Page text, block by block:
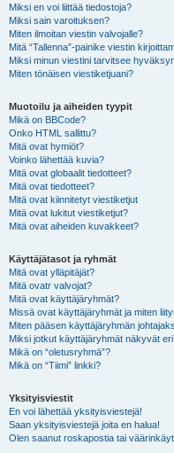
Miksi en voi liittää tiedostoja?
Miksi sain varoituksen?
Miten ilmoitan viestin valvojalle?
Mitä “Tallenna”-painike viestin
Miksi minun viestini tarvitsee
Miten tönäisen viestiketjuani?
Muotoilu ja aiheiden tyypit
Mikä on BBCode?
Onko HTML sallittu?
Mitä ovat hymiöt?
Voinko lähettää kuvia?
Mitä ovat globaalit tiedotteet?
Mitä ovat tiedotteet?
Mitä ovat kiinnitetyt viestiketjut
Mitä ovat lukitut viestiketjut?
Mitä ovat aiheiden kuvakkeet?
Käyttäjätasot ja ryhmät
Mitä ovat ylläpitäjät?
Mitä ovatr valvojat?
Mitä ovat käyttäjäryhmät?
Missä ovat käyttäjäryhmät ja miten
Miten pääsen käyttäjäryhmän
Miksi jotkut käyttäjäryhmät näkyvät
Mikä on “oletusryhmä”?
Mikä on “Tiimi” linkki?
Yksityisviestit
En voi lähettää yksityisviestejä!
Saan yksityisviestejä joita en halua!
Olen saanut roskapostia tai